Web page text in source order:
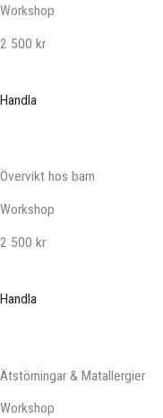
Workshop
2 500 kr
Handla
Övervikt hos barn
Workshop
2 500 kr
Handla
Ätstörningar & Matallergier
Workshop